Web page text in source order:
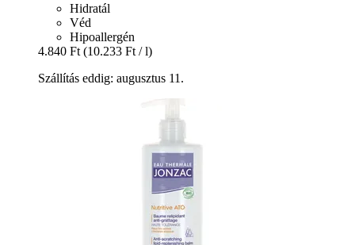
Hidratál
Véd
Hipoallergén
4.840 Ft (10.233 Ft / l)
Szállítás eddig: augusztus 11.